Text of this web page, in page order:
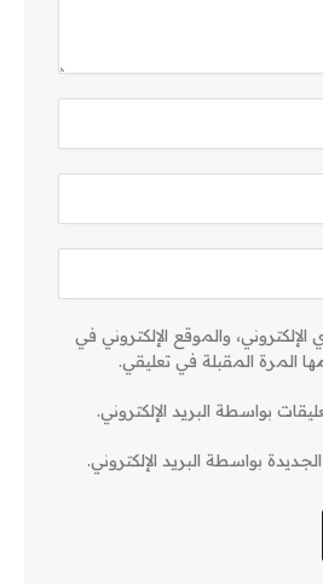
والموقع الإلكتروني في
المرة المقبلة في تعليقي.
بواسطة البريد الإلكتروني.
بواسطة البريد الإلكتروني.